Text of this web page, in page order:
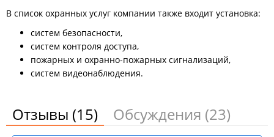
В список охранных услуг компании также входит установка:
систем безопасности,
систем контроля доступа,
пожарных и охранно-пожарных сигнализаций,
систем видеонаблюдения.
Отзывы (15) Обсуждения (23)